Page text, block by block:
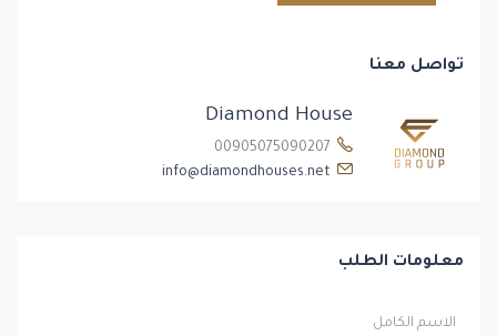
تواصل معنا
Diamond House
info@diamondhouses.net
معلومات الطلب